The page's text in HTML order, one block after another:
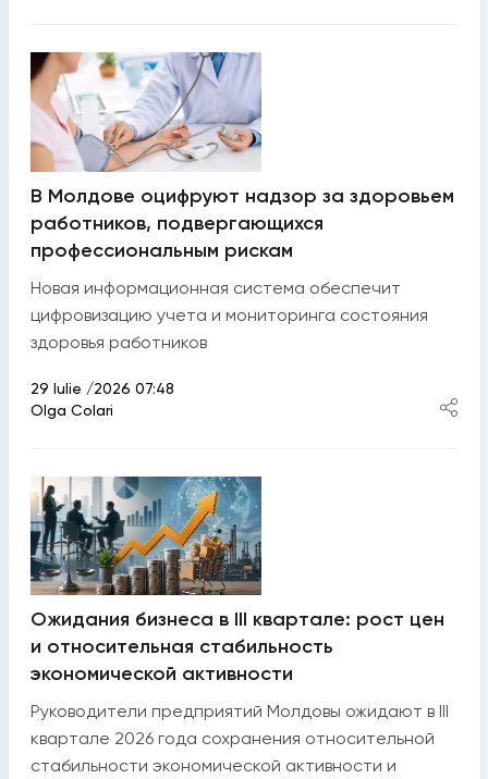
В Молдове оцифруют надзор за здоровьем
работников, подвергающихся
профессиональным рискам
Новая информационная система обеспечит
цифровизацию учета и мониторинга состояния
здоровья работников
29 Iulie /2026 07:48
Olga Colari
Ожидания бизнеса в III квартале: рост цен
и относительная стабильность
экономической активности
Руководители предприятий Молдовы ожидают в III
квартале 2026 года сохранения относительной
стабильности экономической активности и